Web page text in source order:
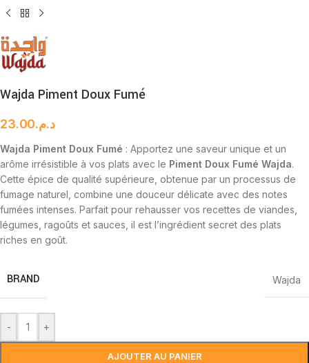
Wajda Piment Doux Fumé
د.م.23.00
Wajda Piment Doux Fumé : Apportez une saveur unique et un
arôme irrésistible à vos plats avec le Piment Doux Fumé Wajda.
Cette épice de qualité supérieure, obtenue par un processus de
fumage naturel, combine une douceur délicate avec des notes
fumées intenses. Parfait pour rehausser vos recettes de viandes,
légumes, ragoûts et sauces, il est l’ingrédient secret des plats
riches en goût.
BRAND Wajda
- +
AJOUTER AU PANIER